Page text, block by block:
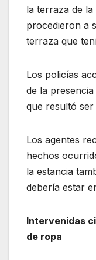
la terraza de
procedieron a
terraza que
Los policías
de la
que resultó ser
Los agentes
hechos
la estancia
debería estar
Intervenidas
de ropa